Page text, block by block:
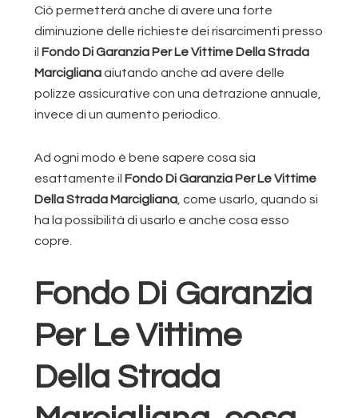
Ciò permetterà anche di avere una forte
diminuzione delle richieste dei risarcimenti presso
il Fondo Di Garanzia Per Le Vittime Della Strada
Marciglianaaiutando anche ad avere delle
polizze assicurative con una detrazione annuale,
invece di un aumento periodico.
Ad ogni modo è bene sapere cosa sia
esattamente il Fondo Di Garanzia Per Le Vittime
Della Strada Marcigliana , come usarlo, quando si
ha la possibilità di usarlo e anche cosa esso
copre.
Fondo Di Garanzia
Per Le Vittime
Della Strada